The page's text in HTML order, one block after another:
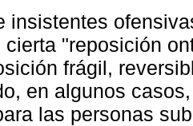
insistentes
cierta "reposición
frágil,
en algunos
las personas